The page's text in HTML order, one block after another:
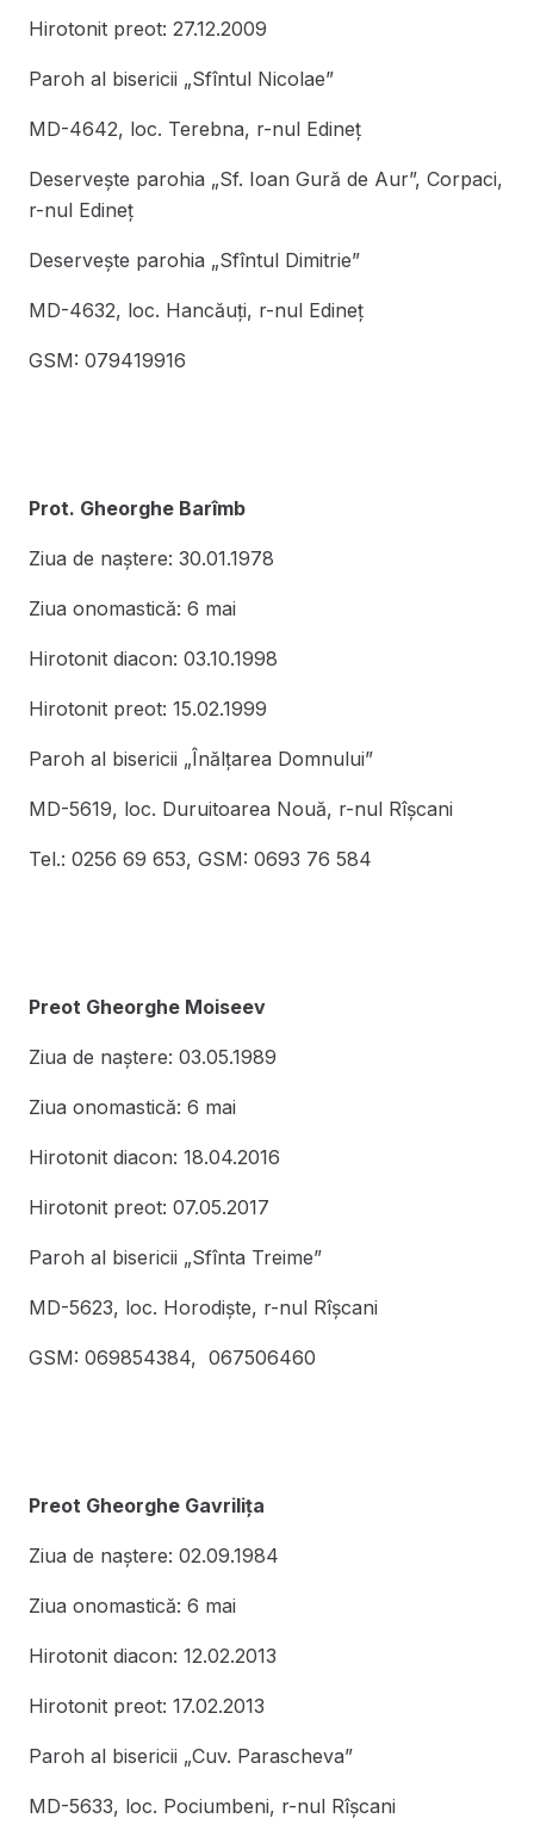
Hirotonit preot: 27.12.2009
Paroh al bisericii „Sfîntul Nicolae”
MD-4642, loc. Terebna, r-nul Edineţ
Deserveşte parohia „Sf. Ioan Gură de Aur”, Corpaci,
r-nul Edineţ
Deserveşte parohia „Sfîntul Dimitrie”
MD-4632, loc. Hancăuţi, r-nul Edineţ
GSM: 079419916
Prot. Gheorghe Barîmb
Ziua de naștere: 30.01.1978
Ziua onomastică: 6 mai
Hirotonit diacon: 03.10.1998
Hirotonit preot: 15.02.1999
Paroh al bisericii „Înălţarea Domnului”
MD-5619, loc. Duruitoarea Nouă, r-nul Rîşcani
Tel.: 0256 69 653, GSM: 0693 76 584
Preot Gheorghe Moiseev
Ziua de naștere: 03.05.1989
Ziua onomastică: 6 mai
Hirotonit diacon: 18.04.2016
Hirotonit preot: 07.05.2017
Paroh al bisericii „Sfînta Treime”
MD-5623, loc. Horodişte, r-nul Rîşcani
GSM: 069854384, 067506460
Preot Gheorghe Gavrilița
Ziua de naștere: 02.09.1984
Ziua onomastică: 6 mai
Hirotonit diacon: 12.02.2013
Hirotonit preot: 17.02.2013
Paroh al bisericii „Cuv. Parascheva”
MD-5633, loc. Pociumbeni, r-nul Rîşcani